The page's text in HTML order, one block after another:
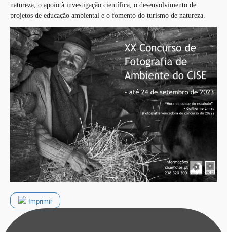
natureza, o apoio à investigação científica, o desenvolvimento de
projetos de educação ambiental e o fomento do turismo de natureza.
Imprimir